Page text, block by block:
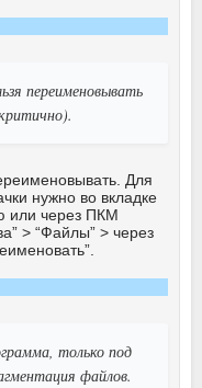
переименовывать
Для
нужно во вкладке
или через ПКМ
> “Файлы” > через
только под
файлов.